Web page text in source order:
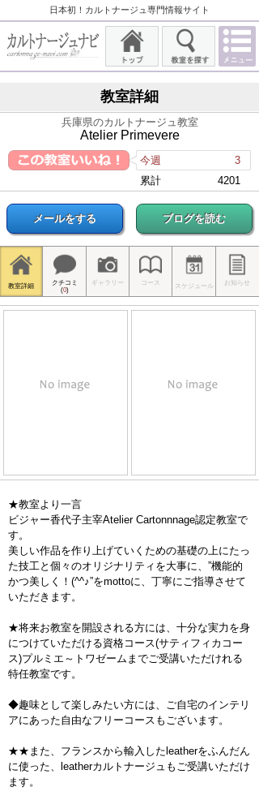
日本初！カルトナージュ専門情報サイト
教室詳細
兵庫県のカルトナージュ教室
Atelier Primevere
今週
3
累計
4201
メールをする ブログを読む
教室詳細
クチコミ
(0)
ギャラリー コース スケジュール お知らせ
★教室より一言
ビジャー香代子主宰Atelier Cartonnnage認定教室で
す。
美しい作品を作り上げていくための基礎の上にたっ
た技工と個々のオリジナリティを大事に、”機能的
かつ美しく！(^^♪”をmottoに、丁寧にご指導させて
いただきます。
★将来お教室を開設される方には、十分な実力を身
につけていただける資格コース(サティフィカコー
ス)プルミエ～トワゼームまでご受講いただけれる
特任教室です。
◆趣味として楽しみたい方には、ご自宅のインテリ
アにあった自由なフリーコースもございます。
★★また、フランスから輸入したleatherをふんだん
に使った、leatherカルトナージュもご受講いただけ
ます。